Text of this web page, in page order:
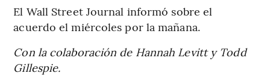
El Wall Street Journal informó sobre el
acuerdo el miércoles por la mañana.
Con la colaboración de Hannah Levitt y Todd
Gillespie.